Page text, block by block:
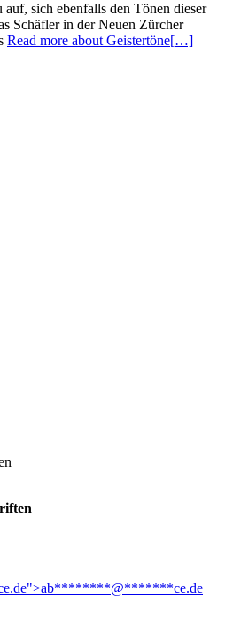
sich ebenfalls den Tönen dieser
Schäfler in der Neuen Zürcher
Read more about Geistertöne[…]
ab********@*******ce.de